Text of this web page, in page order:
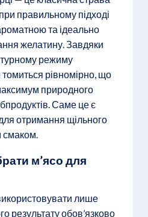
при правильному підході
та ідеально
желатину. Завдяки
режиму
рівномірно, що
природного
Саме це є
отримання щільного
м’ясо для
лише
результату обов’язково